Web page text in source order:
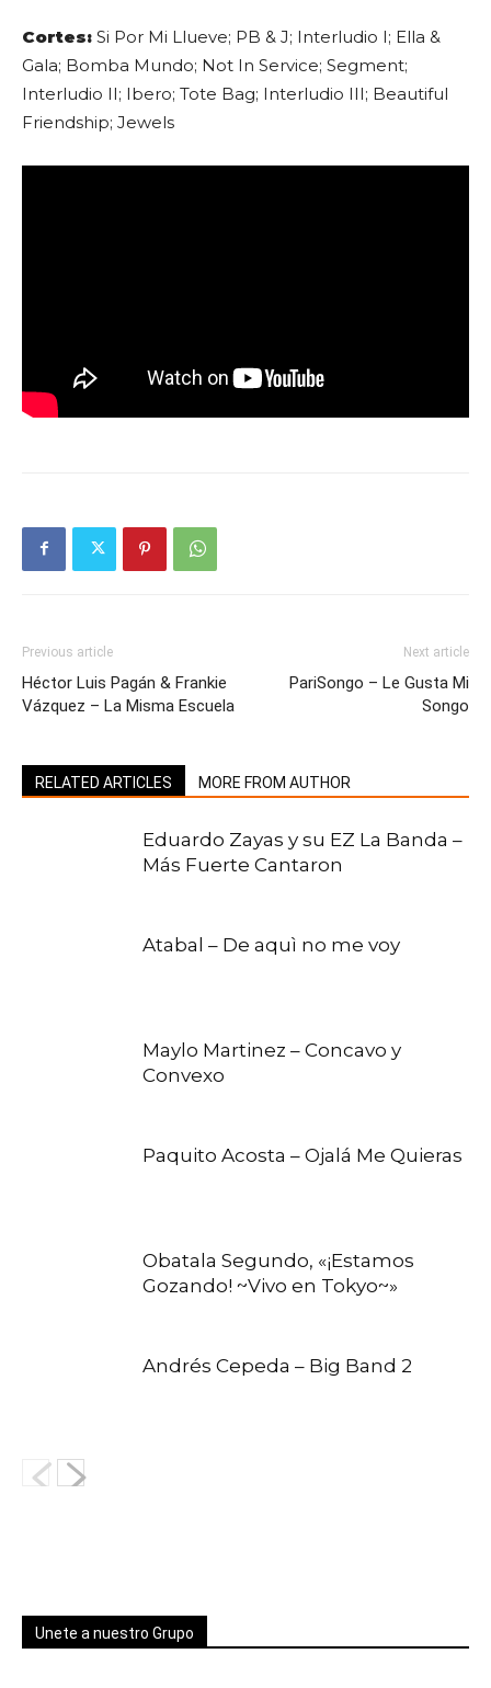
Cortes: Si Por Mi Llueve; PB & J; Interludio I; Ella &
Gala; Bomba Mundo; Not In Service; Segment;
Interludio II; Ibero; Tote Bag; Interludio III; Beautiful
Friendship; Jewels
Previous article
Héctor Luis Pagán & Frankie
Vázquez – La Misma Escuela
Next article
PariSongo – Le Gusta Mi
Songo
RELATED ARTICLES MORE FROM AUTHOR
Eduardo Zayas y su EZ La Banda –
Más Fuerte Cantaron
Atabal – De aquì no me voy
Maylo Martinez – Concavo y
Convexo
Paquito Acosta – Ojalá Me Quieras
Obatala Segundo, «¡Estamos
Gozando! ~Vivo en Tokyo~»
Andrés Cepeda – Big Band 2
Unete a nuestro Grupo